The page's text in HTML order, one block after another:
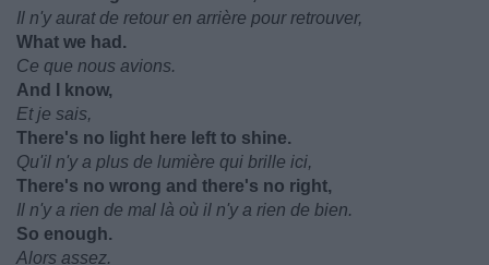
Il n'y aurat de retour en arrière pour retrouver,
What we had.
Ce que nous avions.
And I know,
Et je sais,
There's no light here left to shine.
Qu'il n'y a plus de lumière qui brille ici,
There's no wrong and there's no right,
Il n'y a rien de mal là où il n'y a rien de bien.
So enough.
Alors assez.